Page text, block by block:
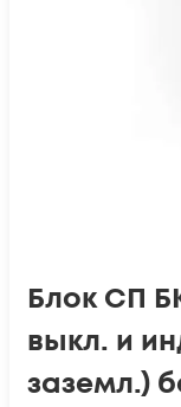
Блок СП
выкл. и
заземл.)